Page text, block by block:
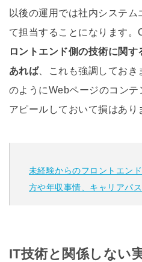
以後の運用では社内システム
て担当することになります
ロントエンド側の技術に関
あれば、これも強調してお
のようにWebページのコンテ
アピールしておいて損はあり
未経験からのフロントエン
方や年収事情、キャリアパ
IT技術と関係しない